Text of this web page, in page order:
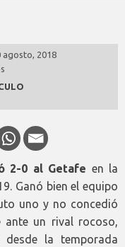
agosto, 2018
2-0 al Getafe en la
Ganó bien el equipo
uno y no concedió
ante un rival rocoso,
la temporada